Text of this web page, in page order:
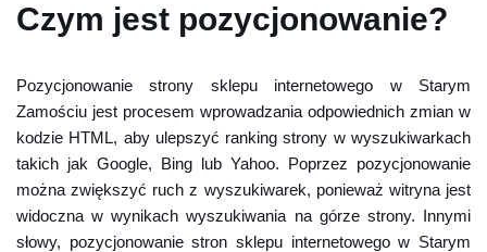
Czym jest pozycjonowanie?
Pozycjonowanie strony sklepu internetowego w Starym
Zamościu jest procesem wprowadzania odpowiednich zmian w
kodzie HTML, aby ulepszyć ranking strony w wyszukiwarkach
takich jak Google, Bing lub Yahoo. Poprzez pozycjonowanie
można zwiększyć ruch z wyszukiwarek, ponieważ witryna jest
widoczna w wynikach wyszukiwania na górze strony. Innymi
słowy, pozycjonowanie stron sklepu internetowego w Starym